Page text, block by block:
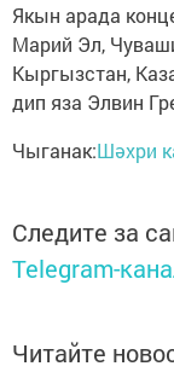
Якын арада
Марий Эл,
Кыргызстан,
дип яза Элвин
Чыганак:Шәхри
Следите за
Telegram-
Читайте